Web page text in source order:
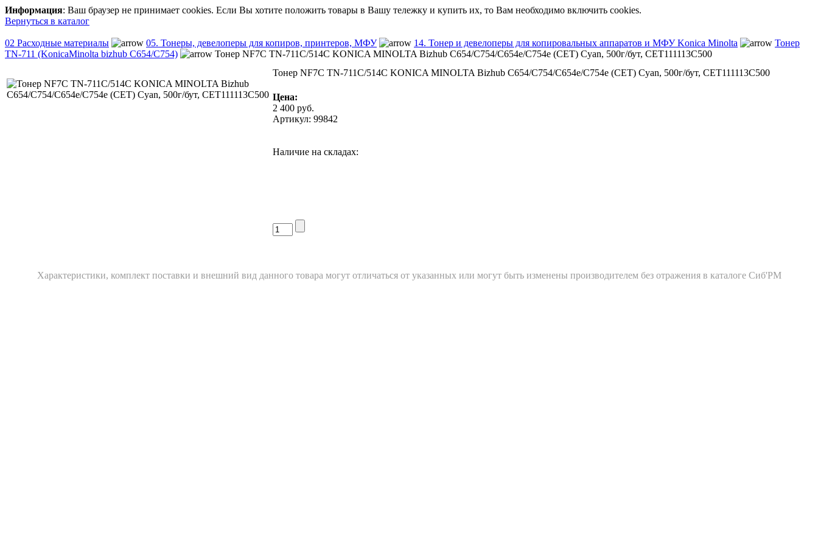
Информация: Ваш браузер не принимает cookies. Если Вы хотите положить товары в Вашу тележку и купить их, то Вам необходимо включить cookies.
Вернуться в каталог
02 Расходные материалы 05. Тонеры, девелоперы для копиров, принтеров, МФУ 14. Тонер и девелоперы для копировальных аппаратов и МФУ Konica Minolta
Тонер
TN-711 (KonicaMinolta bizhub C654/C754)
Тонер NF7C TN-711C/514C KONICA MINOLTA Bizhub C654/C754/C654e/C754e (CET) Cyan, 500г/бут, CET111113C500
Тонер NF7C TN-711C/514C KONICA MINOLTA Bizhub C654/C754/C654e/C754e (CET) Cyan, 500г/бут, CET111113C500
Цена:
2 400 руб.
Артикул: 99842
Наличие на складах:
Xарактеристики, комплект поставки и внешний вид данного товара могут отличаться от указанных или могут быть изменены производителем без отражения в каталоге Сиб'РМ